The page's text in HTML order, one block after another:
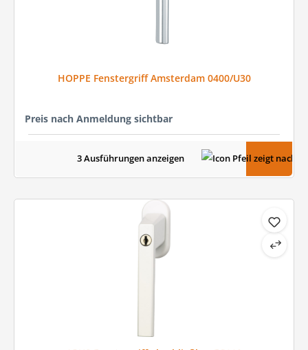
HOPPE Fenstergriff Amsterdam 0400/U30
Preis nach Anmeldung sichtbar
3 Ausführungen anzeigen